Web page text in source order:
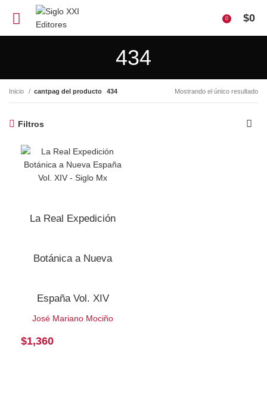
0 $0
434
Inicio cantpag del producto 434 Mostrando el único resultado
Filtros
La Real Expedición
Botánica a Nueva
España Vol. XIV
José Mariano Mociño
$1,360